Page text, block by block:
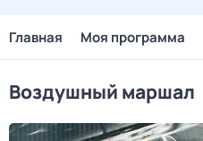
Главная Моя программа
Воздушный маршал